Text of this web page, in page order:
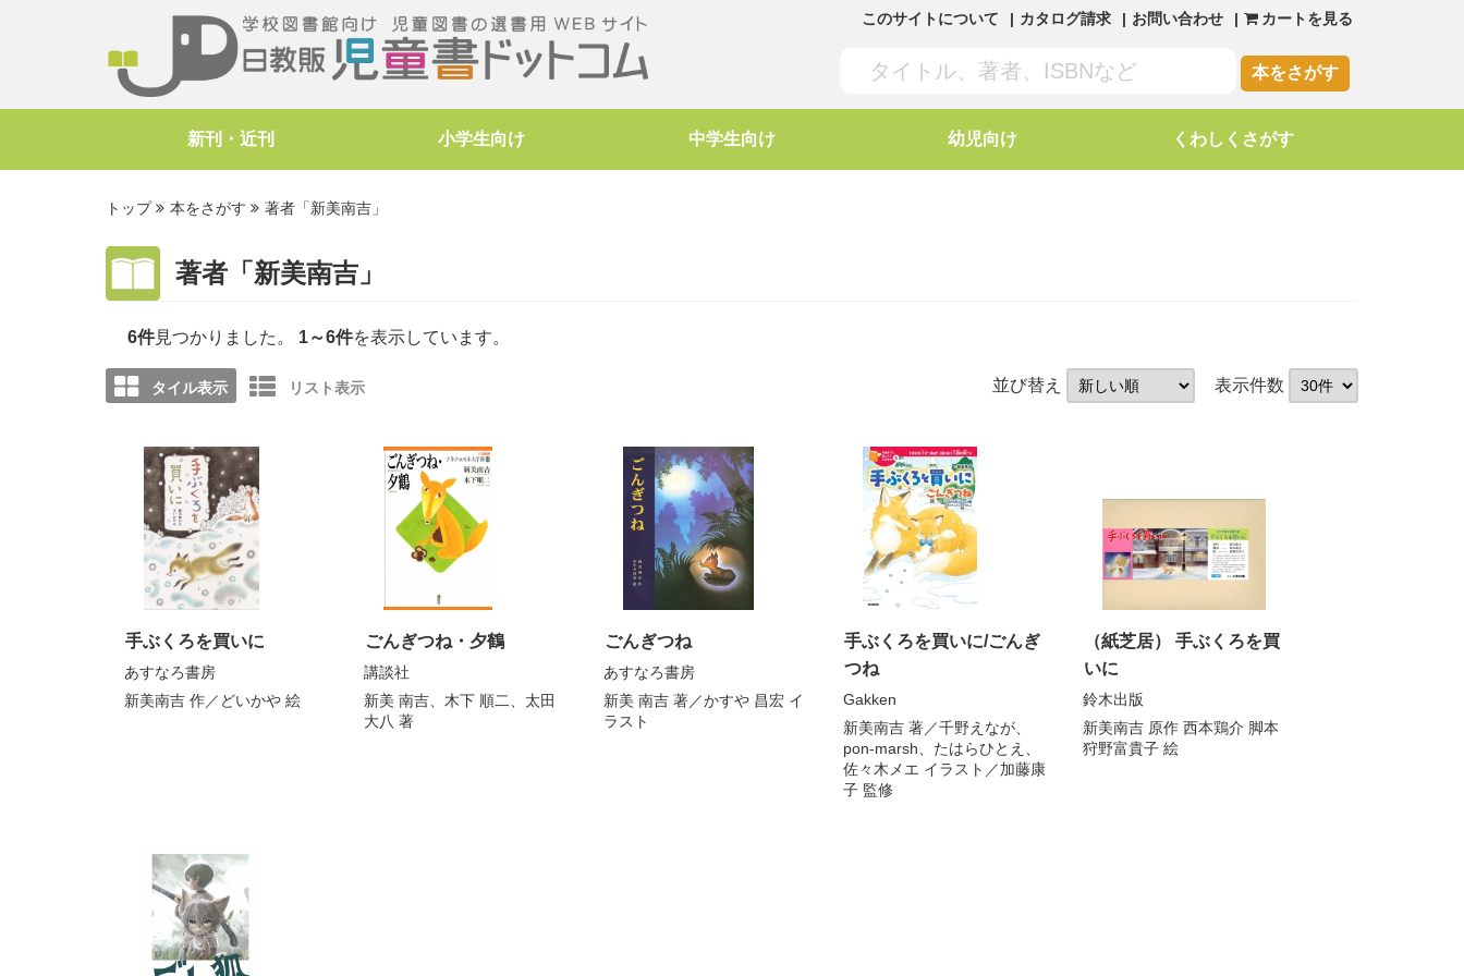
このサイトについて カタログ請求 お問い合わせ カートを見る
本をさがす
新刊・近刊 小学生向け 中学生向け 幼児向け くわしくさがす
トップ 本をさがす 著者「新美南吉」
著者「新美南吉」
6件見つかりました。 1～6件を表示しています。
タイル表示 リスト表示 並び替え 表示件数
手ぶくろを買いに
あすなろ書房
新美南吉 作／ どいかや 絵
ごんぎつね・夕鶴
講談社
新美 南吉
木下 順二
太田
大八 著
ごんぎつね
あすなろ書房
新美 南吉 著／かすや 昌宏 イ
ラスト
手ぶくろを買いに/ごんぎ
つね
Gakken
新美南吉 著／千野えなが
pon-marsh
たはらひとえ
佐々木メエ イラスト／加藤康
子 監修
（紙芝居） 手ぶくろを買
いに
鈴木出版
新美南吉 原作 西本鶏介 脚本
狩野富貴子 絵